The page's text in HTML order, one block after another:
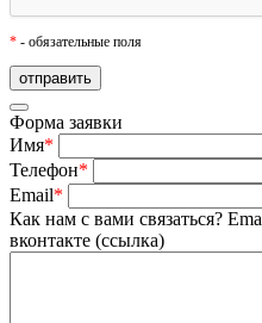
* - обязательные поля
Форма заявки
Имя*
Телефон*
Email*
Как нам с вами связаться?
вконтакте (ссылка)